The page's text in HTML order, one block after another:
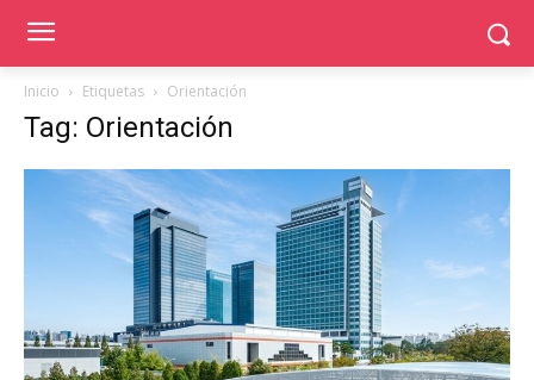
Inicio Etiquetas Orientación
Tag: Orientación